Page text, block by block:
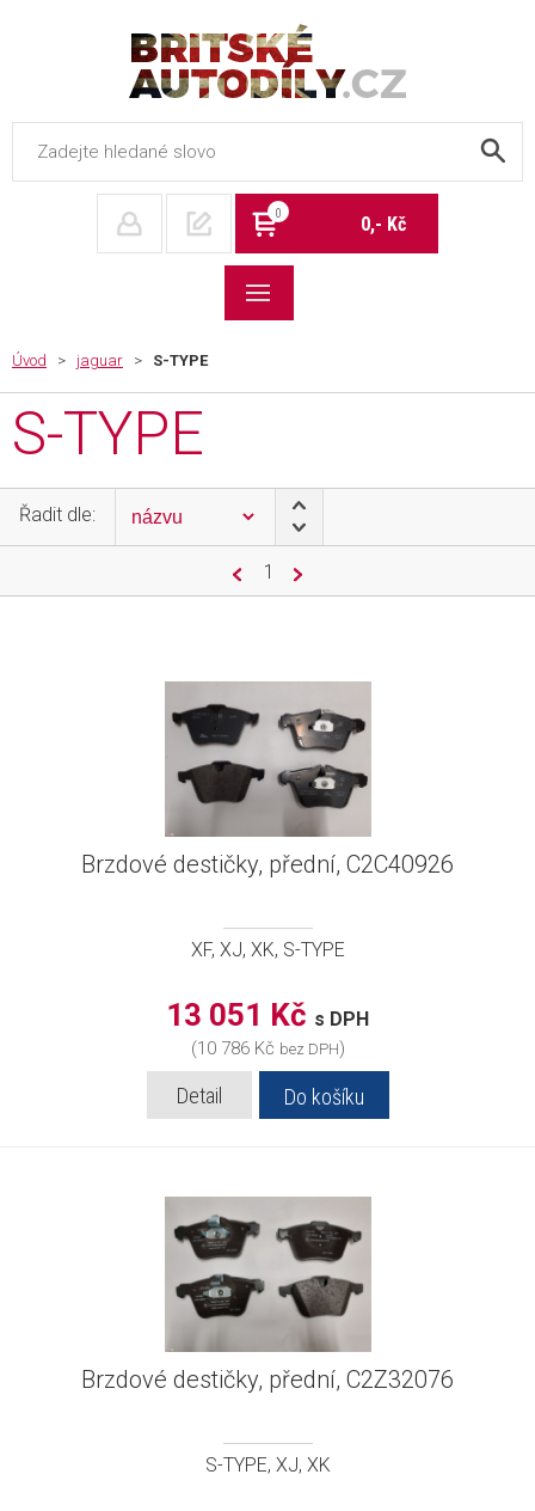
0 0,- Kč
Úvod > jaguar > S-TYPE
S-TYPE
Řadit dle:
1
Brzdové destičky, přední, C2C40926
XF, XJ, XK, S-TYPE
13 051 Kč s DPH
(10 786 Kč bez DPH)
Detail Do košíku
Brzdové destičky, přední, C2Z32076
S-TYPE, XJ, XK